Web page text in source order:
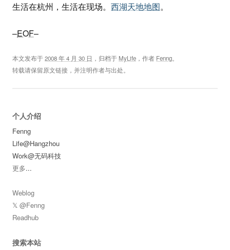
生活在杭州，生活在现场。 西湖天地地图。
–EOF–
本文发布于2008 年 4 月 30 日 ，归档于 MyLife ，作者 Fenng。
转载请保留原文链接，并注明作者与出处。
个人介绍
Fenng
Life@Hangzhou
Work@无码科技
更多...
Weblog
𝕏 @Fenng
Readhub
搜索本站